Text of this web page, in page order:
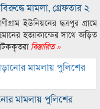
মামলা, গ্রেফতার ২
ইউনিয়নের ছত্রপুর গ্রামে
হত্যাকান্ডের সাথে জড়িত
বিস্তারিত »
মামলায় পুলিশের